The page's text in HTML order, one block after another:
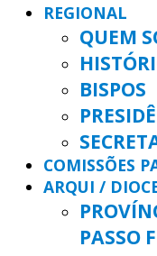
REGIONAL
QUEM
BISPOS
COMISSÕES
ARQUI /
PASSO